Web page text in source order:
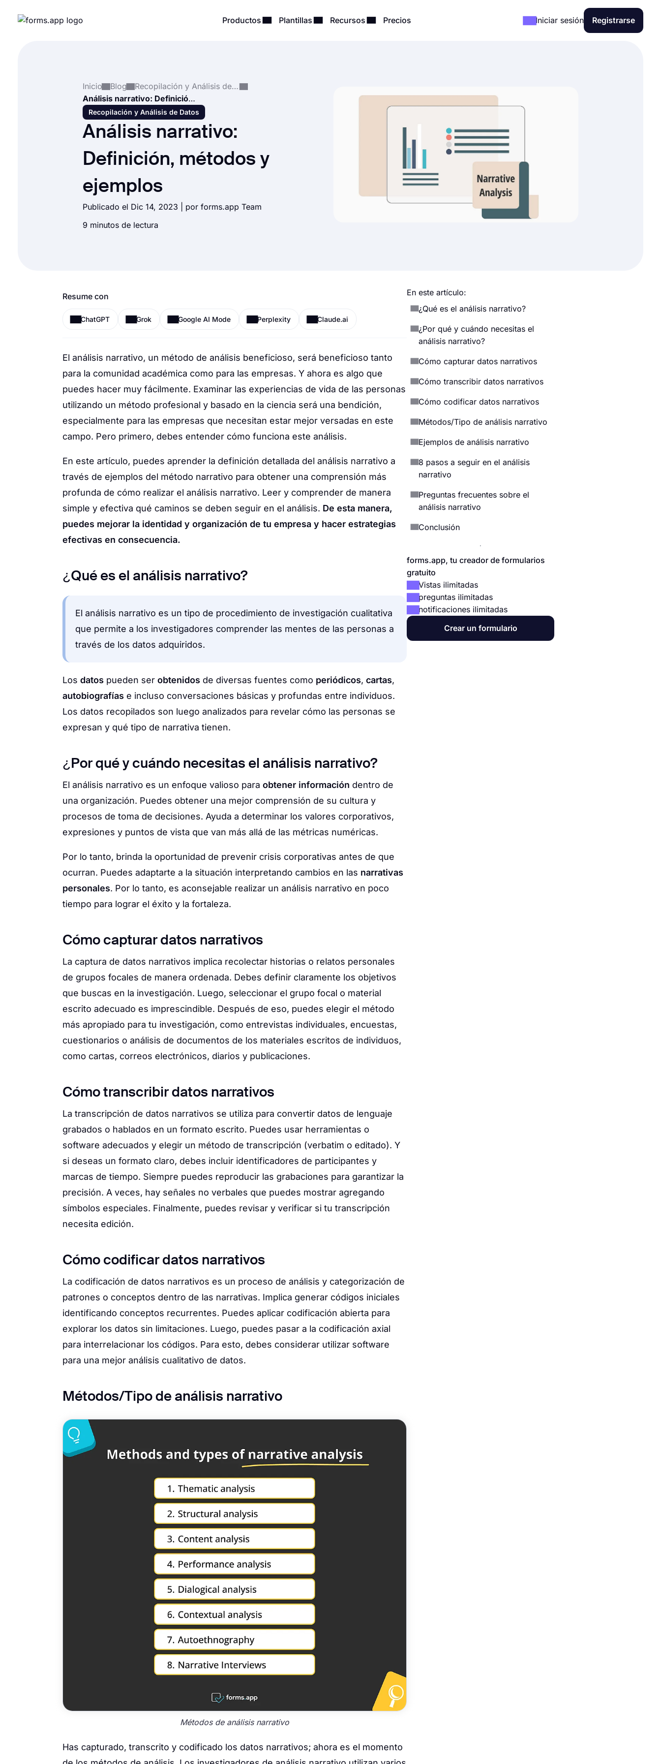
Productos Plantillas Recursos Precios Iniciar sesión Registrarse
Inicio Blog
Recopilación y Análisis de Datos
Análisis narrativo: Definición, métodos y ejemplos
Recopilación y Análisis de Datos
Análisis narrativo:
Definición, métodos y
ejemplos
Publicado el Dic 14, 2023 | por forms.app Team
9 minutos de lectura
Resume con
ChatGPT Grok Google AI Mode Perplexity Claude.ai
El análisis narrativo, un método de análisis beneficioso, será beneficioso tanto
para la comunidad académica como para las empresas. Y ahora es algo que
puedes hacer muy fácilmente. Examinar las experiencias de vida de las personas
utilizando un método profesional y basado en la ciencia será una bendición,
especialmente para las empresas que necesitan estar mejor versadas en este
campo. Pero primero, debes entender cómo funciona este análisis.
En este artículo, puedes aprender la definición detallada del análisis narrativo a
través de ejemplos del método narrativo para obtener una comprensión más
profunda de cómo realizar el análisis narrativo. Leer y comprender de manera
simple y efectiva qué caminos se deben seguir en el análisis. De esta manera,
puedes mejorar la identidad y organización de tu empresa y hacer estrategias
efectivas en consecuencia.
¿Qué es el análisis narrativo?
El análisis narrativo es un tipo de procedimiento de investigación cualitativa
que permite a los investigadores comprender las mentes de las personas a
través de los datos adquiridos.
Los datos pueden ser obtenidos de diversas fuentes como periódicos, cartas,
autobiografías e incluso conversaciones básicas y profundas entre individuos.
Los datos recopilados son luego analizados para revelar cómo las personas se
expresan y qué tipo de narrativa tienen.
¿Por qué y cuándo necesitas el análisis narrativo?
El análisis narrativo es un enfoque valioso para obtener información dentro de
una organización. Puedes obtener una mejor comprensión de su cultura y
procesos de toma de decisiones. Ayuda a determinar los valores corporativos,
expresiones y puntos de vista que van más allá de las métricas numéricas.
Por lo tanto, brinda la oportunidad de prevenir crisis corporativas antes de que
ocurran. Puedes adaptarte a la situación interpretando cambios en las narrativas
personales. Por lo tanto, es aconsejable realizar un análisis narrativo en poco
tiempo para lograr el éxito y la fortaleza.
Cómo capturar datos narrativos
La captura de datos narrativos implica recolectar historias o relatos personales
de grupos focales de manera ordenada. Debes definir claramente los objetivos
que buscas en la investigación. Luego, seleccionar el grupo focal o material
escrito adecuado es imprescindible. Después de eso, puedes elegir el método
más apropiado para tu investigación, como entrevistas individuales, encuestas,
cuestionarios o análisis de documentos de los materiales escritos de individuos,
como cartas, correos electrónicos, diarios y publicaciones.
Cómo transcribir datos narrativos
La transcripción de datos narrativos se utiliza para convertir datos de lenguaje
grabados o hablados en un formato escrito. Puedes usar herramientas o
software adecuados y elegir un método de transcripción (verbatim o editado). Y
si deseas un formato claro, debes incluir identificadores de participantes y
marcas de tiempo. Siempre puedes reproducir las grabaciones para garantizar la
precisión. A veces, hay señales no verbales que puedes mostrar agregando
símbolos especiales. Finalmente, puedes revisar y verificar si tu transcripción
necesita edición.
Cómo codificar datos narrativos
La codificación de datos narrativos es un proceso de análisis y categorización de
patrones o conceptos dentro de las narrativas. Implica generar códigos iniciales
identificando conceptos recurrentes. Puedes aplicar codificación abierta para
explorar los datos sin limitaciones. Luego, puedes pasar a la codificación axial
para interrelacionar los códigos. Para esto, debes considerar utilizar software
para una mejor análisis cualitativo de datos.
Métodos/Tipo de análisis narrativo
Métodos de análisis narrativo
Has capturado, transcrito y codificado los datos narrativos; ahora es el momento
En este artículo:
¿Qué es el análisis narrativo?
¿Por qué y cuándo necesitas el
análisis narrativo?
Cómo capturar datos narrativos
Cómo transcribir datos narrativos
Cómo codificar datos narrativos
Métodos/Tipo de análisis narrativo
Ejemplos de análisis narrativo
8 pasos a seguir en el análisis
narrativo
Preguntas frecuentes sobre el
análisis narrativo
Conclusión
forms.app, tu creador de formularios
gratuito
Vistas ilimitadas
preguntas ilimitadas
notificaciones ilimitadas
Crear un formulario